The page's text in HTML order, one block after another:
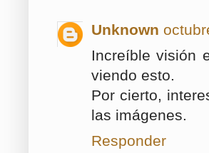
Unknown
Increíble visión
viendo esto.
Por cierto,
las imágenes.
Responder